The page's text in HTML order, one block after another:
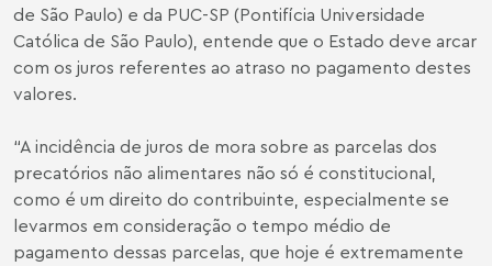
de São Paulo) e da PUC-SP (Pontifícia Universidade
Católica de São Paulo), entende que o Estado deve arcar
com os juros referentes ao atraso no pagamento destes
valores.
“A incidência de juros de mora sobre as parcelas dos
precatórios não alimentares não só é constitucional,
como é um direito do contribuinte, especialmente se
levarmos em consideração o tempo médio de
pagamento dessas parcelas, que hoje é extremamente